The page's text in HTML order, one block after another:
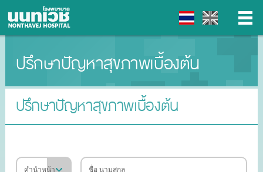
▼
ปรึกษาปัญหาสุขภาพเบื้องต้น
ปรึกษาปัญหาสุขภาพเบื้องต้น